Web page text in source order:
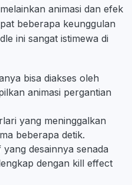
animasi dan efek
beberapa keunggulan
ini sangat istimewa di
bisa diakses oleh
animasi pergantian
yang meninggalkan
beberapa detik.
desainnya senada
dengan kill effect